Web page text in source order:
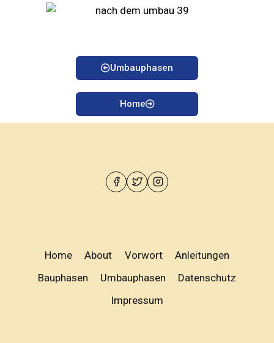
Umbauphasen
Home
Home About Vorwort
Anleitungen
Bauphasen
Umbauphasen
Datenschutz
Impressum